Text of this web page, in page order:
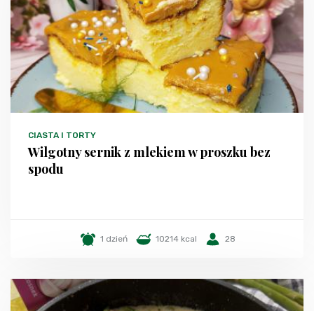
CIASTA I TORTY
Wilgotny sernik z mlekiem w proszku bez
spodu
1 dzień 10214 kcal 28